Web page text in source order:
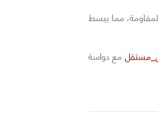
مما يبسط
مع دواسة